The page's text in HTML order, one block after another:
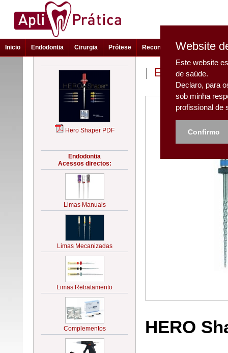
Inicio Endodontia Cirurgia Prótese Reconstrução e Estética
| Endodontia -
HERO
Website
Este website
de saúde.
Declaro, para
sob minha
profissional de
Confirmo